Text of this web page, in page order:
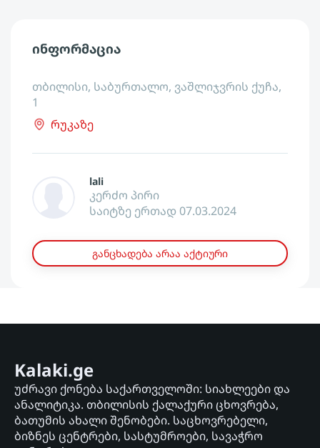
ინფორმაცია
თბილისი, საბურთალო, ვაშლიჯვრის ქუჩა,
1
რუკაზე
lali
კერძო პირი
საიტზე ერთად 07.03.2024
განცხადება არაა აქტიური
Kalaki.ge
უძრავი ქონება საქართველოში: სიახლეები და
ანალიტიკა. თბილისის ქალაქური ცხოვრება,
ბათუმის ახალი შენობები. საცხოვრებელი,
ბიზნეს ცენტრები, სასტუმროები, სავაჭრო